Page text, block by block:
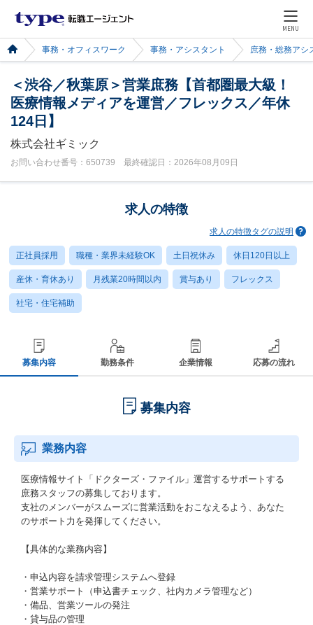
MENU
事務・オフィスワーク 事務・アシスタント 庶務・総務アシ
＜渋谷／秋葉原＞営業庶務【首都圏最大級！
医療情報メディアを運営／フレックス／年休
124日】
株式会社ギミック
お問い合わせ番号：650739 最終確認日：2026年08月09日
求人の特徴
求人の特徴タグの説明
正社員採用 職種・業界未経験OK 土日祝休み 休日120日以上
産休・育休あり 月残業20時間以内 賞与あり フレックス
社宅・住宅補助
募集内容 勤務条件 企業情報 応募の流れ
募集内容
業務内容
医療情報サイト「ドクターズ・ファイル」運営するサポートする
庶務スタッフの募集しております。
支社のメンバーがスムーズに営業活動をおこなえるよう、あなた
のサポート力を発揮してください。
【具体的な業務内容】
・申込内容を請求管理システムへ登録
・営業サポート（申込書チェック、社内カメラ管理など）
・備品、営業ツールの発注
・貸与品の管理